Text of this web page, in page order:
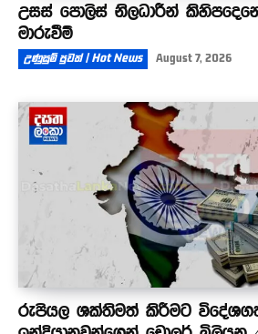
උසස් පොලිස් නිලධාරීන්
මාරුවීම්
උණුසුම් පුවත් | Hot News August 7, 2026
රුපියල ශක්තිමත් කිරීමට